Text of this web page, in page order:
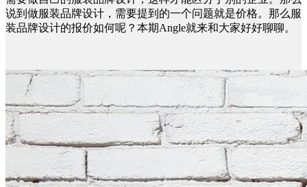
说到做服装品牌设计，需要提到的一个问题就是价格。那么服
装品牌设计的报价如何呢？本期Angle就来和大家好好聊聊。